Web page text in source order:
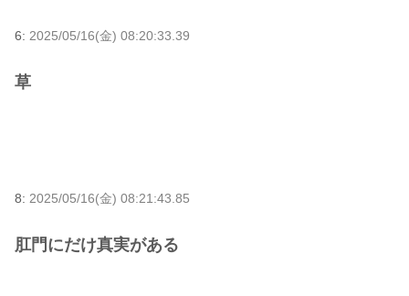
6: 2025/05/16(金) 08:20:33.39
草
8: 2025/05/16(金) 08:21:43.85
肛門にだけ真実がある